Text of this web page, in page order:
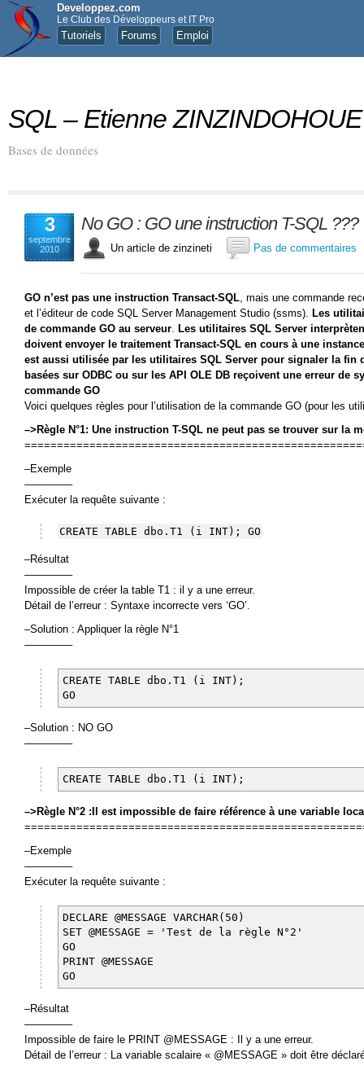
Developpez.com
Le Club des Développeurs et IT Pro
Tutoriels Forums Emploi
SQL – Etienne ZINZINDOHOUE
Bases de données
3
septembre
2010
No GO : GO une instruction T-SQL ???
Un article de zinzineti Pas de commentaires
GO n’est pas une instruction Transact-SQL, mais une commande
et l’éditeur de code SQL Server Management Studio (ssms). Les
de commande GO au serveur. Les utilitaires SQL Server
doivent envoyer le traitement Transact-SQL en cours à une
est aussi utilisée par les utilitaires SQL Server pour signaler la fin
basées sur ODBC ou sur les API OLE DB reçoivent une erreur de
commande GO
Voici quelques règles pour l’utilisation de la commande GO (pour les
–>Règle N°1: Une instruction T-SQL ne peut pas se trouver sur la
–Exemple
————–
Exécuter la requête suivante :
CREATE TABLE dbo.T1 (i INT); GO
–Résultat
————–
Impossible de créer la table T1 : il y a une erreur.
Détail de l’erreur : Syntaxe incorrecte vers ‘GO’.
–Solution : Appliquer la règle N°1
————–
CREATE TABLE dbo.T1 (i INT);
GO
–Solution : NO GO
————–
CREATE TABLE dbo.T1 (i INT);
–>Règle N°2 :Il est impossible de faire référence à une variable
–Exemple
————–
Exécuter la requête suivante :
DECLARE @MESSAGE VARCHAR(50)
SET @MESSAGE = 'Test de la règle N°2'
GO
PRINT @MESSAGE
GO
–Résultat
————–
Impossible de faire le PRINT @MESSAGE : Il y a une erreur.
Détail de l’erreur : La variable scalaire « @MESSAGE » doit être